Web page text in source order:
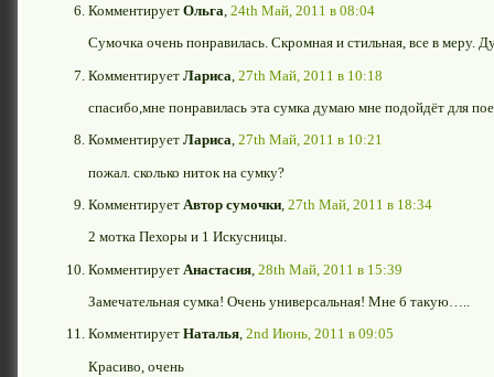
Комментирует Ольга 24th Май, 2011 в 08:04
Сумочка очень понравилась. Скромная и стильная, все в меру.
Комментирует Лариса 27th Май, 2011 в 10:18
спасибо,мне понравилась эта сумка думаю мне подойдёт для
Комментирует Лариса, 27th Май, 2011 в 10:21
пожал. сколько ниток на сумку?
Комментирует Автор сумочки 27th Май, 2011 в 18:34
2 мотка Пехоры и 1 Искусницы.
Комментирует Анастасия 28th Май, 2011 в 15:39
Замечательная сумка! Очень универсальная! Мне б такую…..
Комментирует Наталья, 2nd Июнь, 2011 в 09:05
Красиво, очень